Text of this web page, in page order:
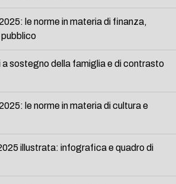
le norme in materia di finanza,
a sostegno della famiglia e di contrasto
le norme in materia di cultura e
illustrata: infografica e quadro di